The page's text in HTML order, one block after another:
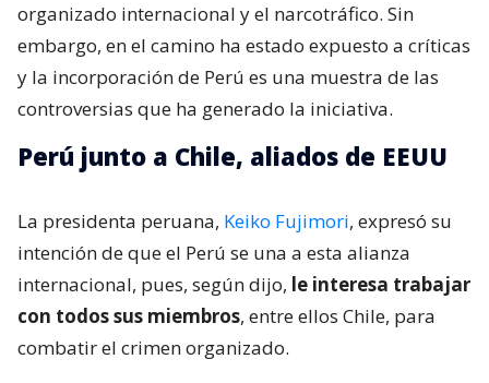
organizado internacional y el narcotráfico. Sin
embargo, en el camino ha estado expuesto a críticas
y la incorporación de Perú es una muestra de las
controversias que ha generado la iniciativa.
Perú junto a Chile, aliados de EEUU
La presidenta peruana, Keiko Fujimori, expresó su
intención de que el Perú se una a esta alianza
internacional, pues, según dijo, le interesa trabajar
con todos sus miembros, entre ellos Chile, para
combatir el crimen organizado.